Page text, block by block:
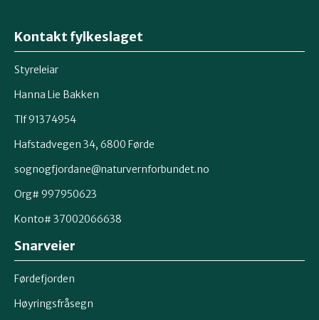
Kontakt fylkeslaget
Styreleiar
Hanna Lie Bakken
Tlf 91374954
Hafstadvegen 34, 6800 Førde
sognogfjordane@naturvernforbundet.no
Org# 997950623
Konto# 37002066638
Snarveier
Førdefjorden
Høyringsfråsegn